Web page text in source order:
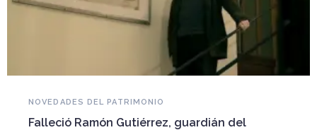
NOVEDADES DEL PATRIMONIO
Falleció Ramón Gutiérrez, guardián del